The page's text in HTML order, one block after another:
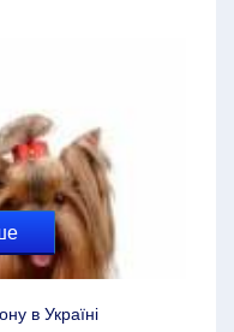
в Україні